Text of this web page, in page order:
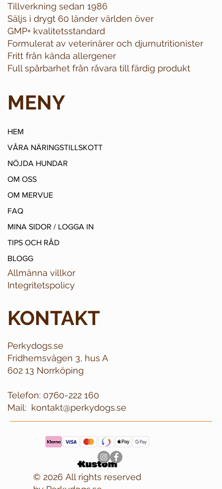
Tillverkning sedan 1986
Säljs i drygt 60 länder världen över
GMP+ kvalitetsstandard
Formulerat av veterinärer och djurnutritionister
Fritt från kända allergener
Full spårbarhet från råvara till färdig produkt
MENY
HEM
VÅRA NÄRINGSTILLSKOTT
NÖJDA HUNDAR
OM OSS
OM MERVUE
FAQ
MINA SIDOR / LOGGA IN
TIPS OCH RÅD
BLOGG
Allmänna villkor
Integritetspolicy
KONTAKT
Perkydogs.se
Fridhemsvägen 3, hus A
602 13 Norrköping
Telefon: 0760-222 160
kontakt@perkydogs.se
Mail:
© 2026 All rights reserved